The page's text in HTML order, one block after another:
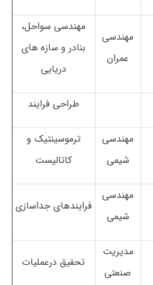
مهندسی
عمران
مهندسی سواحل،
بنادر و سازه های
دریایی
طراحی فرایند
مهندسی
شیمی
ترموسینتیک و
کاتالیست
مهندسی
شیمی
فرایندهای جداسازی
مدیریت
صنعتی
تحقیق درعملیات